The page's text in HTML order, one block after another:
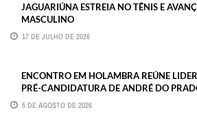
JAGUARIÚNA ESTREIA NO TÊNIS E
MASCULINO
17 DE JULHO DE 2026
ENCONTRO EM HOLAMBRA REÚNE
PRÉ-CANDIDATURA DE ANDRÉ DO
5 DE AGOSTO DE 2026